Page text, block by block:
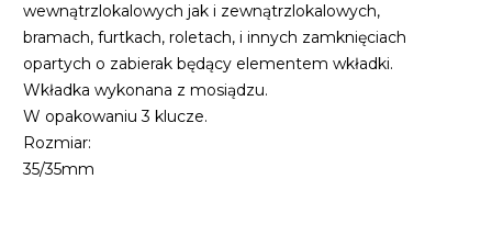
wewnątrzlokalowych jak i zewnątrzlokalowych,
bramach, furtkach, roletach, i innych zamknięciach
opartych o zabierak będący elementem wkładki.
Wkładka wykonana z mosiądzu.
W opakowaniu 3 klucze.
Rozmiar:
35/35mm